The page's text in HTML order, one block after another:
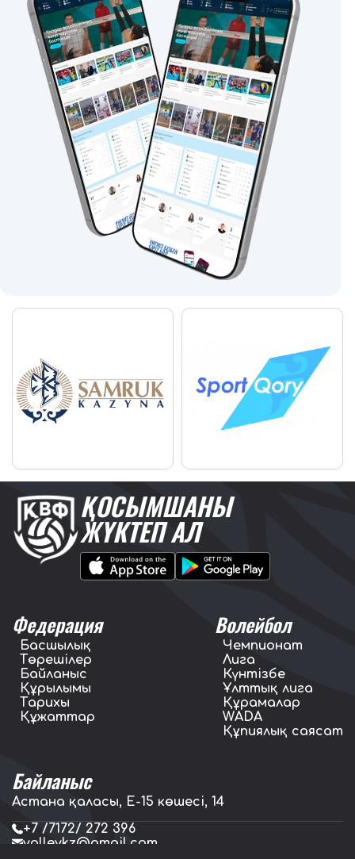
ҚОСЫМШАНЫ
ЖҮКТЕП АЛ
Федерация
Басшылық
Төрешілер
Байланыс
Құрылымы
Тарихы
Құжаттар
Волейбол
Чемпионат
Лига
Күнтізбе
Ұлттық лига
Құрамалар
WADA
Құпиялық саясат
Байланыс
Астана қаласы, E-15 көшесі, 14
+7 /7172/ 272 396
volleykz@gmail.com